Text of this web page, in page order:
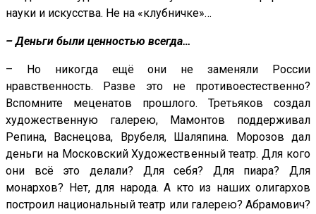
науки и искусства. Не на «клубничке»…
– Деньги были ценностью всегда…
– Но никогда ещё они не заменяли России
нравственность. Разве это не противоестественно?
Вспомните меценатов прошлого. Третьяков создал
художественную галерею, Мамонтов поддерживал
Репина, Васнецова, Врубеля, Шаляпина. Морозов дал
деньги на Московский Художественный театр. Для кого
они всё это делали? Для себя? Для пиара? Для
монархов? Нет, для народа. А кто из наших олигархов
построил национальный театр или галерею? Абрамович?